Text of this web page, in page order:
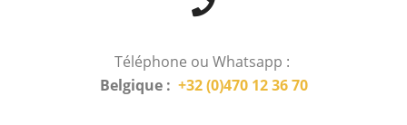
Téléphone ou Whatsapp :
Belgique : +32 (0)470 12 36 70